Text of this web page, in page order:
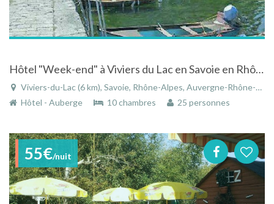
Hôtel "Week-end" à Viviers du Lac en Savoie en Rhône-Alpes les pieds dans l'eau
Viviers-du-Lac (6 km), Savoie, Rhône-Alpes, Auvergne-Rhône-Alpes, France
Hôtel - Auberge
10 chambres 25 personnes
55€/nuit